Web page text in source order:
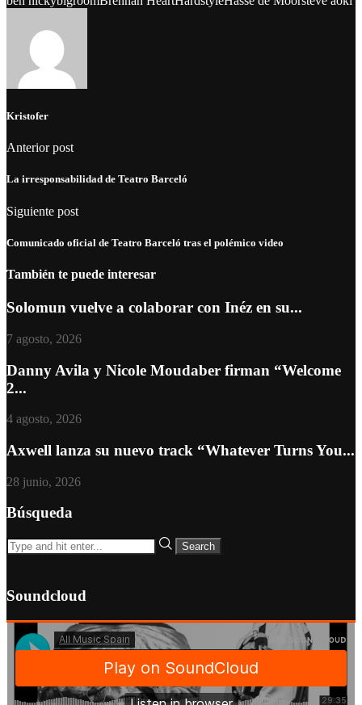
Kristofer
Anterior post
La irresponsabilidad de Teatro Barceló
Siguiente post
Comunicado oficial de Teatro Barceló tras el polémico video
También te puede interesar
Solomun vuelve a colaborar con Inéz en su...
7 agosto, 2026
Danny Avila y Nicole Moudaber firman “Welcome
2...
4 agosto, 2026
Axwell lanza su nuevo track “Whatever Turns You...
28 junio, 2026
Búsqueda
Soundcloud